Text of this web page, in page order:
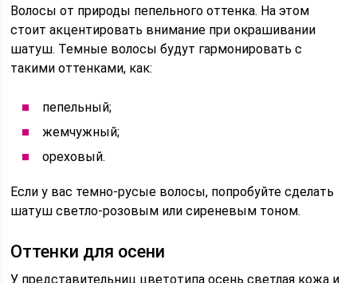
Волосы от природы пепельного оттенка. На этом
стоит акцентировать внимание при окрашивании
шатуш. Темные волосы будут гармонировать с
такими оттенками, как:
пепельный;
жемчужный;
ореховый.
Если у вас темно-русые волосы, попробуйте сделать
шатуш светло-розовым или сиреневым тоном.
Оттенки для осени
У представительниц цветотипа осень светлая кожа и